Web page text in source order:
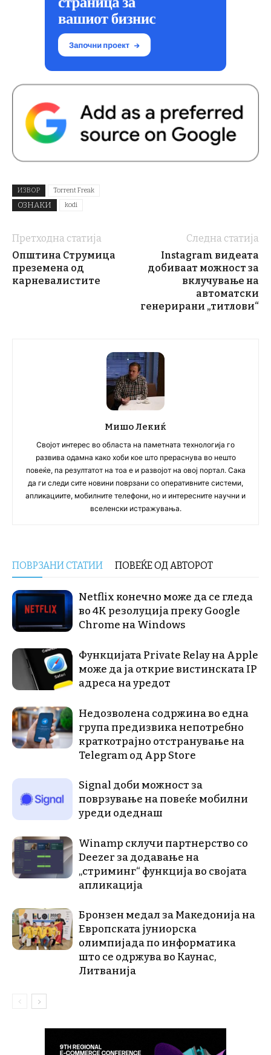
ИЗВОР Torrent Freak
ОЗНАКИ kodi
Претходна статија
Општина Струмица
преземена од
карневалистите
Следна статија
Instagram видеата
добиваат можност за
вклучување на
автоматски
генерирани „титлови“
Мишо Лекиќ
Својот интерес во областа на паметната технологија го
развива одамна како хоби кое што прераснува во нешто
повеќе, па резултатот на тоа е и развојот на овој портал. Сака
да ги следи сите новини поврзани со оперативните системи,
апликациите, мобилните телефони, но и интересните научни и
вселенски истражувања.
ПОВРЗАНИ СТАТИИ ПОВЕЌЕ ОД АВТОРОТ
Netflix конечно може да се гледа
во 4K резолуција преку Google
Chrome на Windows
Функцијата Private Relay на Apple
може да ја открие вистинската IP
адреса на уредот
Недозволена содржина во една
група предизвика непотребно
краткотрајно отстранување на
Telegram од App Store
Signal доби можност за
поврзување на повеќе мобилни
уреди одеднаш
Winamp склучи партнерство со
Deezer за додавање на
„стриминг“ функција во својата
апликација
Бронзен медал за Македонија на
Европската јуниорска
олимпијада по информатика
што се одржува во Каунас,
Литванија